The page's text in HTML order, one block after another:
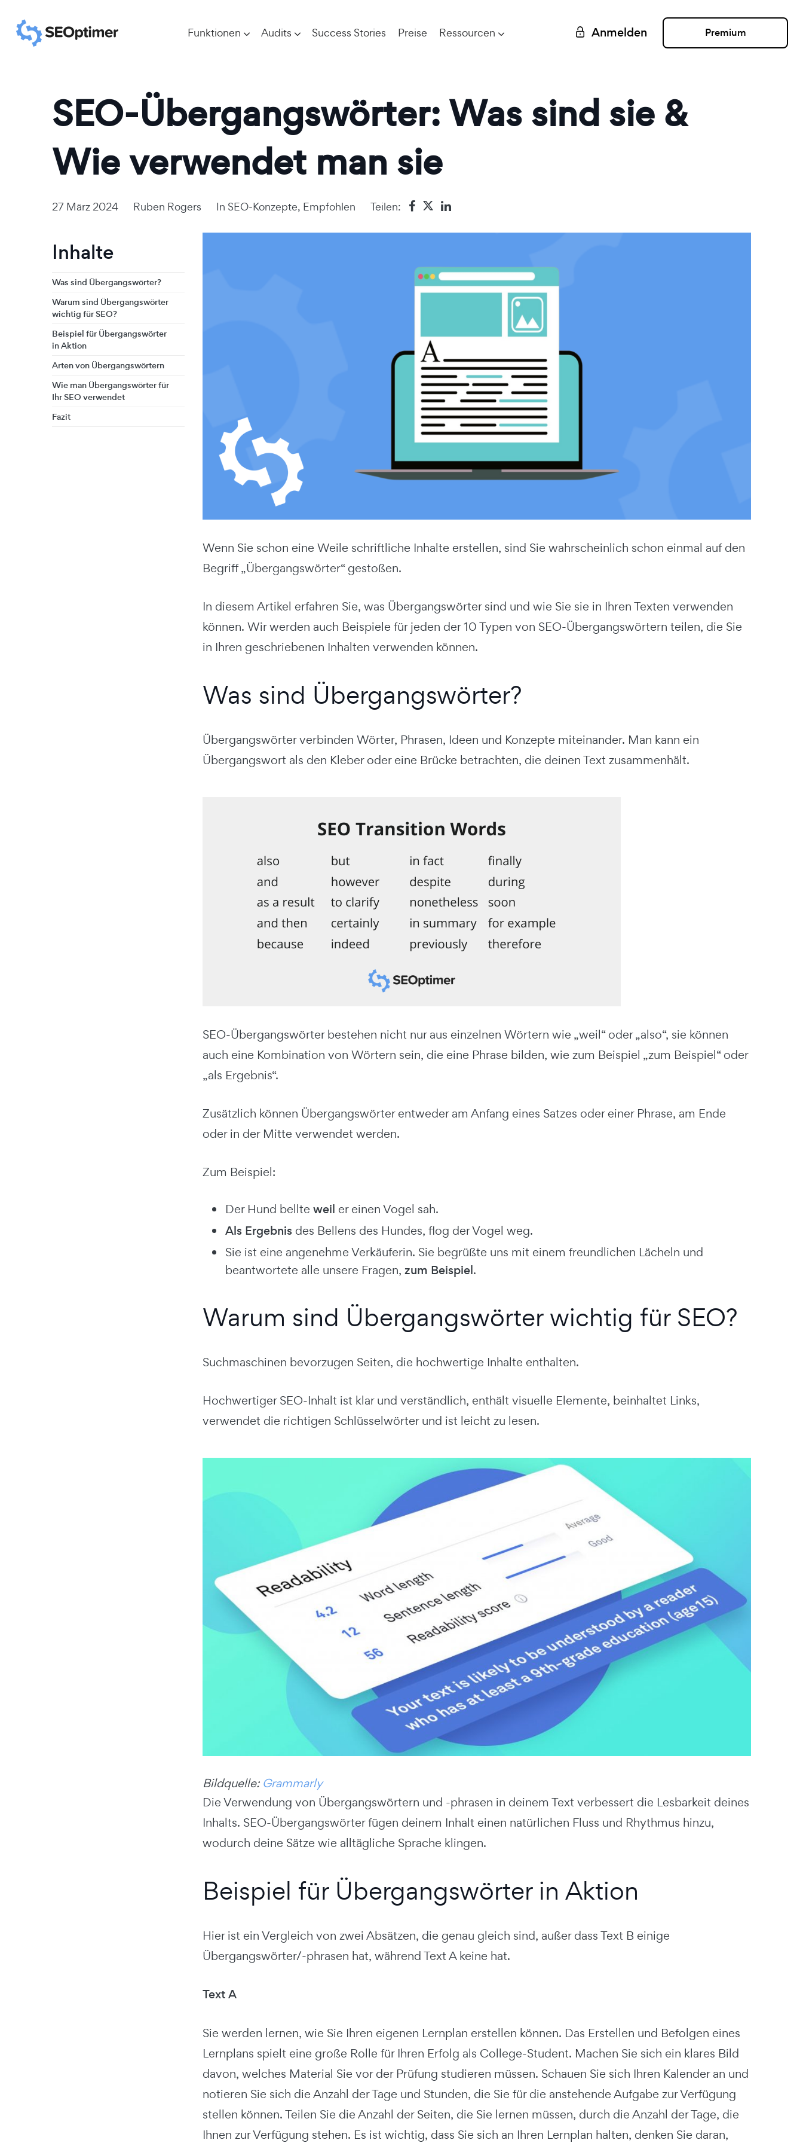
Funktionen Audits Success Stories Preise Ressourcen Anmelden Premium
SEO-Übergangswörter: Was sind sie &
Wie verwendet man sie
27 März 2024 Ruben Rogers In SEO-Konzepte, Empfohlen Teilen:
Inhalte
Was sind Übergangswörter?
Warum sind Übergangswörter
wichtig für SEO?
Beispiel für Übergangswörter
in Aktion
Arten von Übergangswörtern
Wie man Übergangswörter für
Ihr SEO verwendet
Fazit
Wenn Sie schon eine Weile schriftliche Inhalte erstellen, sind Sie wahrscheinlich schon einmal auf den
Begriff „Übergangswörter“ gestoßen.
In diesem Artikel erfahren Sie, was Übergangswörter sind und wie Sie sie in Ihren Texten verwenden
können. Wir werden auch Beispiele für jeden der 10 Typen von SEO-Übergangswörtern teilen, die Sie
in Ihren geschriebenen Inhalten verwenden können.
Was sind Übergangswörter?
Übergangswörter verbinden Wörter, Phrasen, Ideen und Konzepte miteinander. Man kann ein
Übergangswort als den Kleber oder eine Brücke betrachten, die deinen Text zusammenhält.
SEO-Übergangswörter bestehen nicht nur aus einzelnen Wörtern wie „weil“ oder „also“, sie können
auch eine Kombination von Wörtern sein, die eine Phrase bilden, wie zum Beispiel „zum Beispiel“ oder
„als Ergebnis“.
Zusätzlich können Übergangswörter entweder am Anfang eines Satzes oder einer Phrase, am Ende
oder in der Mitte verwendet werden.
Zum Beispiel:
Der Hund bellte weil er einen Vogel sah.
Als Ergebnis des Bellens des Hundes, flog der Vogel weg.
Sie ist eine angenehme Verkäuferin. Sie begrüßte uns mit einem freundlichen Lächeln und
beantwortete alle unsere Fragen, zum Beispiel.
Warum sind Übergangswörter wichtig für SEO?
Suchmaschinen bevorzugen Seiten, die hochwertige Inhalte enthalten.
Hochwertiger SEO-Inhalt ist klar und verständlich, enthält visuelle Elemente, beinhaltet Links,
verwendet die richtigen Schlüsselwörter und ist leicht zu lesen.
Bildquelle: Grammarly
Die Verwendung von Übergangswörtern und -phrasen in deinem Text verbessert die Lesbarkeit deines
Inhalts. SEO-Übergangswörter fügen deinem Inhalt einen natürlichen Fluss und Rhythmus hinzu,
wodurch deine Sätze wie alltägliche Sprache klingen.
Beispiel für Übergangswörter in Aktion
Hier ist ein Vergleich von zwei Absätzen, die genau gleich sind, außer dass Text B einige
Übergangswörter/-phrasen hat, während Text A keine hat.
Text A
Sie werden lernen, wie Sie Ihren eigenen Lernplan erstellen können. Das Erstellen und Befolgen eines
Lernplans spielt eine große Rolle für Ihren Erfolg als College-Student. Machen Sie sich ein klares Bild
davon, welches Material Sie vor der Prüfung studieren müssen. Schauen Sie sich Ihren Kalender an und
notieren Sie sich die Anzahl der Tage und Stunden, die Sie für die anstehende Aufgabe zur Verfügung
stellen können. Teilen Sie die Anzahl der Seiten, die Sie lernen müssen, durch die Anzahl der Tage, die
Ihnen zur Verfügung stehen. Es ist wichtig, dass Sie sich an Ihren Lernplan halten, denken Sie daran,